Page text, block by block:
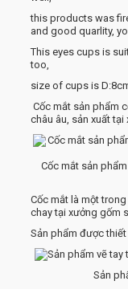
this products was
and good quarlity,
This eyes cups is
too,
size of cups is
Cốc mắt sản phẩm
châu âu, sản xuất
Cốc mắt sản
Cốc mắt là một
chay tại xưởng gốm
Sản phẩm được
Sản